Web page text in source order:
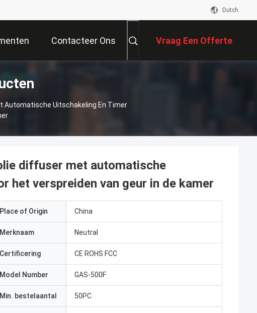
Dutch
Contacteer Ons Vraag Een Offerte
Automatische Uitschakeling En Timer
diffuser met automatische
het verspreiden van geur in de kamer
Place of Origin China
Merknaam Neutral
Certificering CE ROHS FCC
Model Number GAS-500F
Min. bestelaantal 50PC